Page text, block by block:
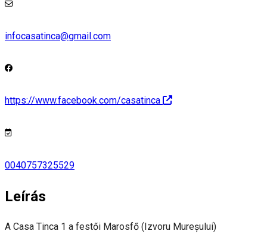
infocasatinca@gmail.com
https://www.facebook.com/casatinca
0040757325529
Leírás
A Casa Tinca 1 a festői Marosfő (Izvoru Mureșului)